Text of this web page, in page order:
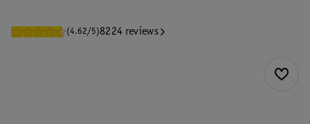
(4.62/5)8224 reviews